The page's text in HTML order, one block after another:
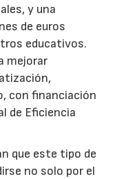
y una
de euros
educativos.
mejorar
con financiación
de Eficiencia
que este tipo de
no solo por el